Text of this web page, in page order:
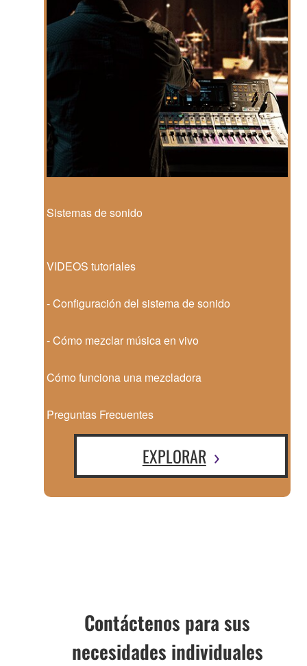
Sistemas de sonido
VIDEOS tutoriales
- Configuración del sistema de sonido
- Cómo mezclar música en vivo
Cómo funciona una mezcladora
Preguntas Frecuentes
EXPLORAR
Contáctenos para sus
necesidades individuales